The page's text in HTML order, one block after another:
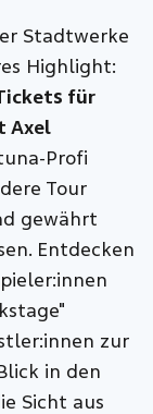
Stadtwerke
Highlight:
für
Axel
Profi
Tour
gewährt
Entdecken
zur
in den
Sicht aus